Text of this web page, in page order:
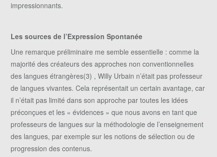
impressionnants.
Les sources de l’Expression Spontanée
Une remarque préliminaire me semble essentielle : comme la
majorité des créateurs des approches non conventionnelles
des langues étrangères(3) , Willy Urbain n’était pas professeur
de langues vivantes. Cela représentait un certain avantage, car
il n’était pas limité dans son approche par toutes les idées
préconçues et les « évidences » que nous avons en tant que
professeurs de langues sur la méthodologie de l’enseignement
des langues, par exemple sur les notions de sélection ou de
progression des contenus.